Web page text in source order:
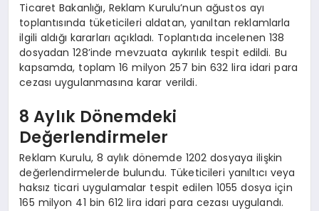
Ticaret Bakanlığı, Reklam Kurulu’nun ağustos ayı
toplantısında tüketicileri aldatan, yanıltan reklamlarla
ilgili aldığı kararları açıkladı. Toplantıda incelenen 138
dosyadan 128’inde mevzuata aykırılık tespit edildi. Bu
kapsamda, toplam 16 milyon 257 bin 632 lira idari para
cezası uygulanmasına karar verildi.
8 Aylık Dönemdeki
Değerlendirmeler
Reklam Kurulu, 8 aylık dönemde 1202 dosyaya ilişkin
değerlendirmelerde bulundu. Tüketicileri yanıltıcı veya
haksız ticari uygulamalar tespit edilen 1055 dosya için
165 milyon 41 bin 612 lira idari para cezası uygulandı.